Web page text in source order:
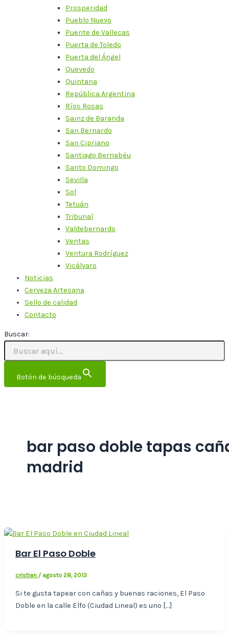
Prosperidad
Pueblo Nuevo
Puente de Vallecas
Puerta de Toledo
Puerta del Ángel
Quevedo
Quintana
República Argentina
Ríos Rosas
Sainz de Baranda
San Bernardo
San Cipriano
Santiago Bernabéu
Santo Domingo
Sevilla
Sol
Tetuán
Tribunal
Valdebernardo
Ventas
Ventura Rodríguez
Vicálvaro
Noticias
Cerveza Artesana
Sello de calidad
Contacto
Buscar:
Botón de búsqueda
bar paso doble tapas
madrid
Bar El Paso Doble
cristian / agosto 28, 2013
Si te gusta tapear con cañas y buenas raciones, El Paso
Doble en la calle Elfo (Ciudad Lineal) es uno […]